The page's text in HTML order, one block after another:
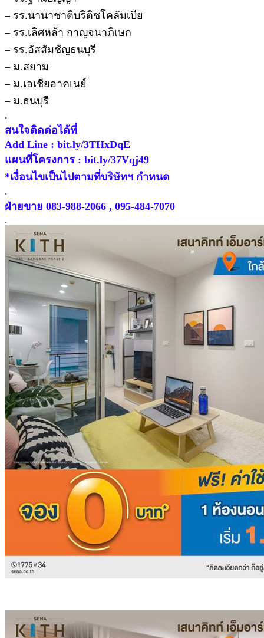
– รร.นานาชาติบริติชโคลัมเบีย
– รร.เลิศหล้า กาญจนาภิเษก
– รร.อัสสัมชัญธนบุรี
– ม.สยาม
– ม.เอเชียอาคเนย์
– ม.ธนบุรี
.
สนใจติดต่อได้ที่
Add Line : bit.ly/3THxDqE
แผนที่โครงการ : bit.ly/37Vqj49
*เงื่อนไขเป็นไปตามที่บริษัทฯ กำหนด
.
ฝ่ายขาย 083-988-2066 , 095-484-7070
.